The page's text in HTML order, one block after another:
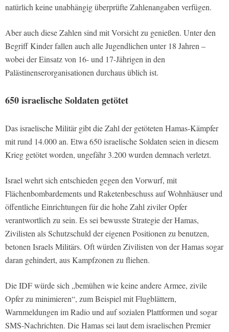
natürlich keine unabhängig überprüfte Zahlenangaben verfügen.
Aber auch diese Zahlen sind mit Vorsicht zu genießen. Unter den
Begriff Kinder fallen auch alle Jugendlichen unter 18 Jahren –
wobei der Einsatz von 16- und 17-Jährigen in den
Palästinenserorganisationen durchaus üblich ist.
650 israelische Soldaten getötet
Das israelische Militär gibt die Zahl der getöteten Hamas-Kämpfer
mit rund 14.000 an. Etwa 650 israelische Soldaten seien in diesem
Krieg getötet worden, ungefähr 3.200 wurden demnach verletzt.
Israel wehrt sich entschieden gegen den Vorwurf, mit
Flächenbombardements und Raketenbeschuss auf Wohnhäuser und
öffentliche Einrichtungen für die hohe Zahl ziviler Opfer
verantwortlich zu sein. Es sei bewusste Strategie der Hamas,
Zivilisten als Schutzschuld der eigenen Positionen zu benutzen,
betonen Israels Militärs. Oft würden Zivilisten von der Hamas sogar
daran gehindert, aus Kampfzonen zu fliehen.
Die IDF würde sich „bemühen wie keine andere Armee, zivile
Opfer zu minimieren“, zum Beispiel mit Flugblättern,
Warnmeldungen im Radio und auf sozialen Plattformen und sogar
SMS-Nachrichten. Die Hamas sei laut dem israelischen Premier